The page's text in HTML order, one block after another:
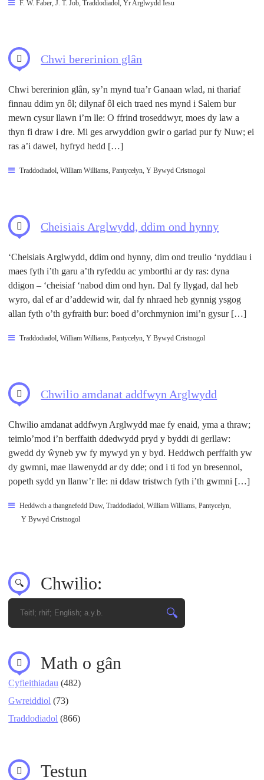
F. W. Faber J. T. Job Traddodiadol Yr Arglwydd Iesu
Chwi bererinion glân
Chwi bererinion glân, sy’n mynd tua’r Ganaan wlad, ni thariaf
finnau ddim yn ôl; dilynaf ôl eich traed nes mynd i Salem bur
mewn cysur llawn i’m lle: O ffrind troseddwyr, moes dy law a
thyn fi draw i dre. Mi ges arwyddion gwir o gariad pur fy Nuw; ei
ras a’i dawel, hyfryd hedd […]
Traddodiadol William Williams, Pantycelyn Y Bywyd Cristnogol
Cheisiais Arglwydd, ddim ond hynny
‘Cheisiais Arglwydd, ddim ond hynny, dim ond treulio ‘nyddiau i
maes fyth i’th garu a’th ryfeddu ac ymborthi ar dy ras: dyna
ddigon – ‘cheisiaf ‘nabod dim ond hyn. Dal fy llygad, dal heb
wyro, dal ef ar d’addewid wir, dal fy nhraed heb gynnig ysgog
allan fyth o’th gyfraith bur: boed d’orchmynion imi’n gysur […]
Traddodiadol William Williams, Pantycelyn Y Bywyd Cristnogol
Chwilio amdanat addfwyn Arglwydd
Chwilio amdanat addfwyn Arglwydd mae fy enaid, yma a thraw;
teimlo’mod i’n berffaith ddedwydd pryd y byddi di gerllaw:
gwedd dy ŵyneb yw fy mywyd yn y byd. Heddwch perffaith yw
dy gwmni, mae llawenydd ar dy dde; ond i ti fod yn bresennol,
popeth sydd yn llanw’r lle: ni ddaw tristwch fyth i’th gwmni […]
Heddwch a thangnefedd Duw, Traddodiadol William Williams, Pantycelyn
Y Bywyd Cristnogol
Chwilio:
Math o gân
Cyfieithiadau (482)
Gwreiddiol (73)
Traddodiadol (866)
Testun